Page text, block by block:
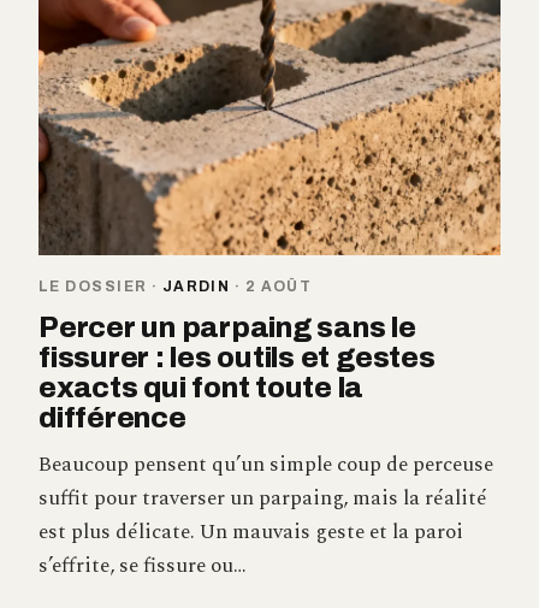
LE DOSSIER · JARDIN · 2 AOÛT
Percer un parpaing sans le
fissurer : les outils et gestes
exacts qui font toute la
différence
Beaucoup pensent qu’un simple coup de perceuse
suffit pour traverser un parpaing, mais la réalité
est plus délicate. Un mauvais geste et la paroi
s’effrite, se fissure ou…